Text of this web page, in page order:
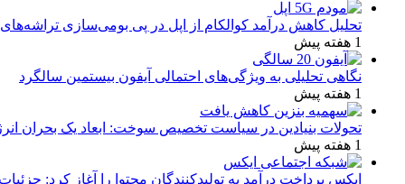
تحلیل کاهش درآمد کوالکام از اپل در پی بومی‌سازی
1 هفته پیش
نگاهی تحلیلی به ویژگی‌های احتمالی آیفون بیستمین سالگرد
1 هفته پیش
تحولات بنیادین در سیاست تخصیص سوخت: ابعاد یک بحران
1 هفته پیش
ایکس پرداخت درآمد به تولیدکنندگان محتوا را آغاز کرد: